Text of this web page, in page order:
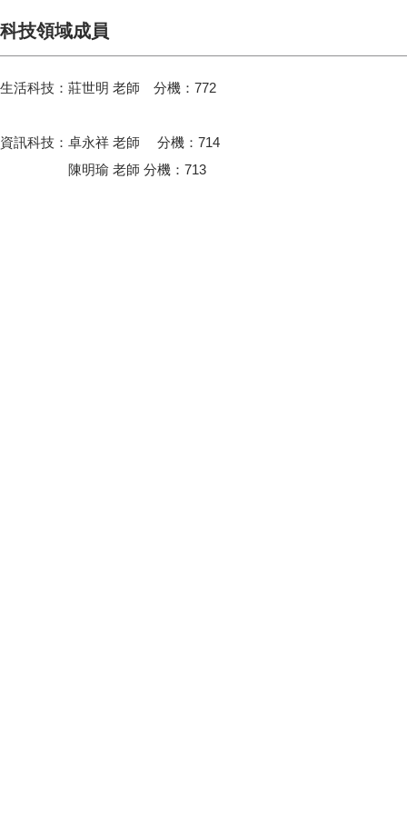
科技領域成員
生活科技：莊世明 老師 分機：772
資訊科技：卓永祥 老師 分機：714
陳明瑜 老師 分機：713